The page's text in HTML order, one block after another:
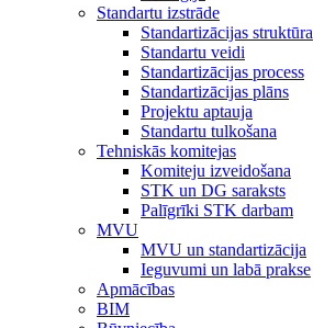
Standartu izstrāde
Standartizācijas struktūra
Standartu veidi
Standartizācijas process
Standartizācijas plāns
Projektu aptauja
Standartu tulkošana
Tehniskās komitejas
Komiteju izveidošana
STK un DG saraksts
Palīgrīki STK darbam
MVU
MVU un standartizācija
Ieguvumi un labā prakse
Apmācības
BIM